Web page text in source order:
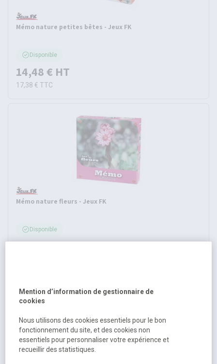
Mémo nature petites bêtes - Jeux FK
Disponible
14,48 € HT
17,38 € TTC
Mémo nature fleurs - Jeux FK
Disponible
14,48 €HT
Mention d’information de gestionnaire de
cookies
Nous utilisons des cookies essentiels pour le bon
fonctionnement du site, et des cookies non
essentiels pour personnaliser votre expérience et
recueillir des statistiques.